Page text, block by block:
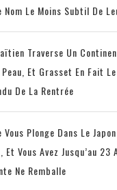
Nom Le Moins Subtil De
Traverse Un
Et Grasset En Fait
De La Rentrée
Plonge Dans Le
Et Vous Avez Jusqu’au 23
Ne Remballe